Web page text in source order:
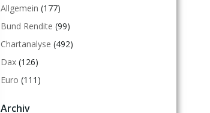
Allgemein (177)
Bund Rendite (99)
Chartanalyse (492)
Dax (126)
Euro (111)
Archiv